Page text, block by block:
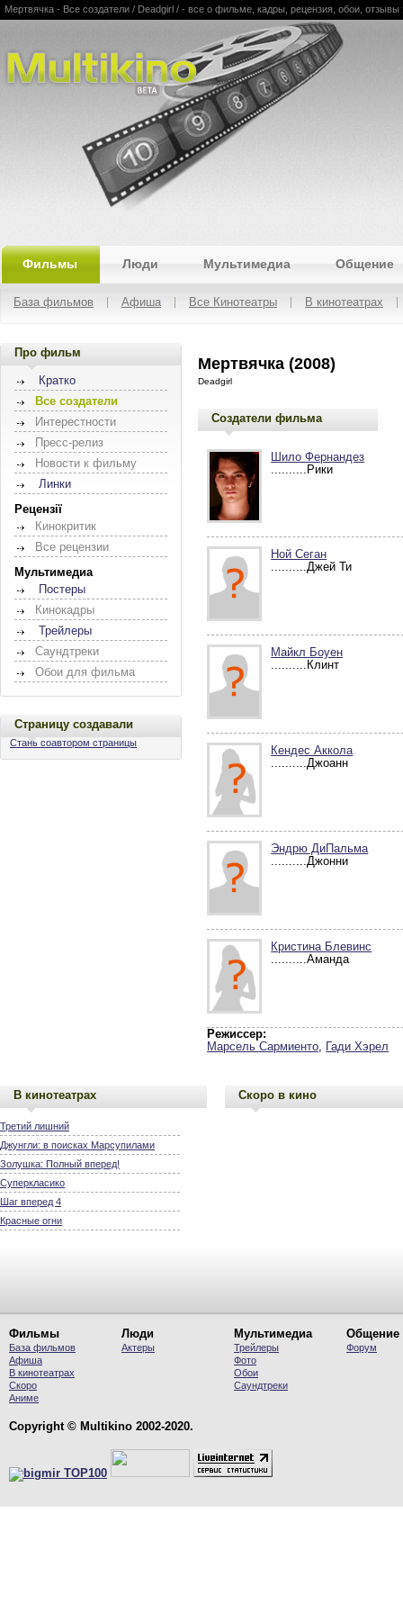
Multikino
Мертвячка - Все создатели / Deadgirl / - все о фильме, кадры, рецензия, обои, отзывы
Фильмы Люди Мультимедиа Общение
База фильмов Афиша Все Кинотеатры В кинотеатрах
Про фильм
Кратко
Все создатели
Интерестности
Пресс-релиз
Новости к фильму
Линки
Рецензії
Кинокритик
Все рецензии
Мультимедиа
Постеры
Кинокадры
Трейлеры
Саундтреки
Обои для фильма
Страницу создавали
Стань соавтором страницы
Мертвячка (2008)
Deadgirl
Создатели фильма
Шило Фернандез
..........Рики
Ной Сеган
..........Джей Ти
Майкл Боуен
..........Клинт
Кендес Аккола
..........Джоанн
Эндрю ДиПальма
..........Джонни
Кристина Блевинс
..........Аманда
Режиссер:
Марсель Сармиенто, Гади Хэрел
В кинотеатрах
Третий лишний
Джунгли: в поисках Марсупилами
Золушка: Полный вперед!
Суперкласико
Шаг вперед 4
Красные огни
Скоро в кино
Фильмы
База фильмов
Афиша
В кинотеатрах
Скоро
Аниме
Люди
Актеры
Мультимедиа
Трейлеры
Фото
Обои
Саундтреки
Общение
Форум
Copyright © Multikino 2002-2020.